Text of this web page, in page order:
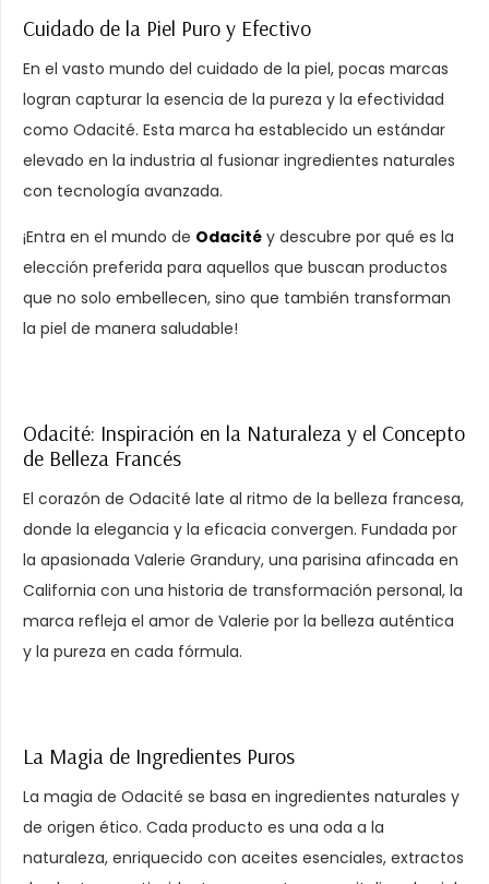
Cuidado de la Piel Puro y Efectivo
En el vasto mundo del cuidado de la piel, pocas marcas
logran capturar la esencia de la pureza y la efectividad
como Odacité. Esta marca ha establecido un estándar
elevado en la industria al fusionar ingredientes naturales
con tecnología avanzada.
¡Entra en el mundo de Odacité y descubre por qué es la
elección preferida para aquellos que buscan productos
que no solo embellecen, sino que también transforman
la piel de manera saludable!
Odacité: Inspiración en la Naturaleza y el Concepto
de Belleza Francés
El corazón de Odacité late al ritmo de la belleza francesa,
donde la elegancia y la eficacia convergen. Fundada por
la apasionada Valerie Grandury, una parisina afincada en
California con una historia de transformación personal, la
marca refleja el amor de Valerie por la belleza auténtica
y la pureza en cada fórmula.
La Magia de Ingredientes Puros
La magia de Odacité se basa en ingredientes naturales y
de origen ético. Cada producto es una oda a la
naturaleza, enriquecido con aceites esenciales, extractos